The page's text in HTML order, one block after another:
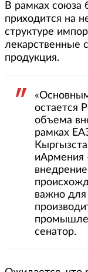
В рамках союза
приходится на
структуре
лекарственные
продукция.
остается
объема
рамках
иАрмения
важно
сенатор.